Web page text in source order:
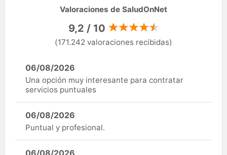
Valoraciones de SaludOnNet
9,2 / 10
(171.242 valoraciones recibidas)
06/08/2026
Una opción muy interesante para contratar
servicios puntuales
06/08/2026
Puntual y profesional.
06/08/2026